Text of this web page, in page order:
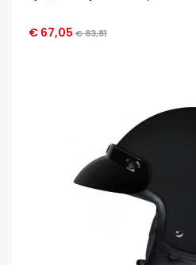
€ 67,05 € 83,81
OCCHIATA VELOCE